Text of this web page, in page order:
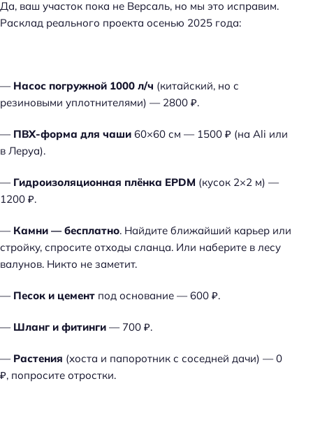
Да, ваш участок пока не Версаль, но мы это исправим.
Расклад реального проекта осенью 2025 года:
— Насос погружной 1000 л/ч (китайский, но с
резиновыми уплотнителями) — 2800 ₽.
— ПВХ-форма для чаши 60×60 см — 1500 ₽ (на Ali или
в Леруа).
— Гидроизоляционная плёнка EPDM (кусок 2×2 м) —
1200 ₽.
— Камни — бесплатно. Найдите ближайший карьер или
стройку, спросите отходы сланца. Или наберите в лесу
валунов. Никто не заметит.
— Песок и цемент под основание — 600 ₽.
— Шланг и фитинги — 700 ₽.
— Растения (хоста и папоротник с соседней дачи) — 0
₽, попросите отростки.